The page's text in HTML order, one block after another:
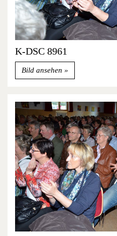
K-DSC 8961
Bild ansehen